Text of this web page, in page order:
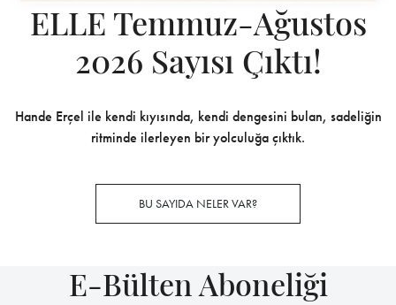
ELLE Temmuz-Ağustos
2026 Sayısı Çıktı!
Hande Erçel ile kendi kıyısında, kendi dengesini bulan, sadeliğin
ritminde ilerleyen bir yolculuğa çıktık.
BU SAYIDA NELER VAR?
E-Bülten Aboneliği